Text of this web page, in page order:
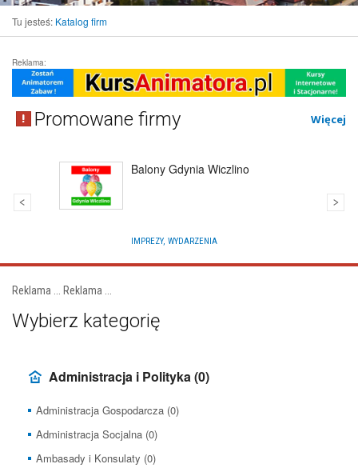
Tu jesteś: Katalog firm
Reklama:
Promowane firmy Więcej
Balony Gdynia Wiczlino
IMPREZY, WYDARZENIA
Reklama ... Reklama ...
Wybierz kategorię
Administracja i Polityka(0)
Administracja Gospodarcza (0)
Administracja Socjalna (0)
Ambasady i Konsulaty (0)